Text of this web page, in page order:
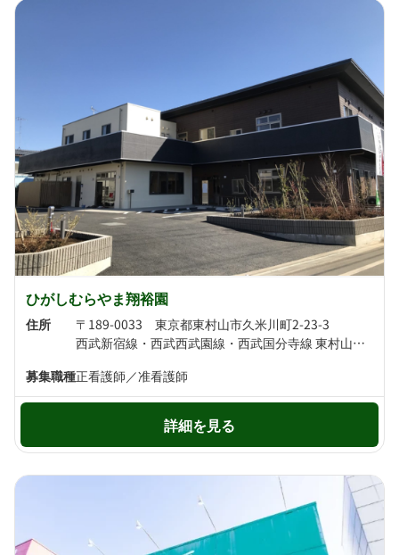
ひがしむらやま翔裕園
住所
〒189-0033 東京都東村山市久米川町2-23-3
西武新宿線・西武西武園線・西武国分寺線 東村山駅より徒歩16分 西武新宿線 久米川駅より徒歩20分
募集職種正看護師／准看護師
詳細を見る